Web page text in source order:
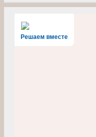
Решаем вместе